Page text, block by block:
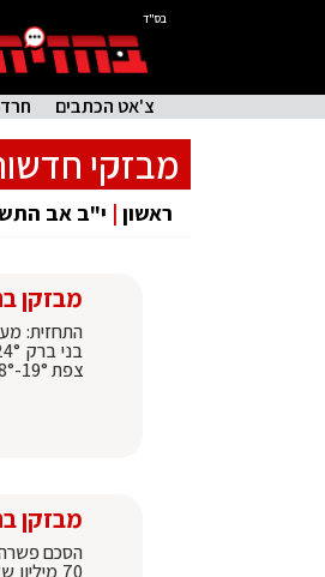
בס"ד
צ'אט הכתבים
מבזקי
ראשון | י"ב אב
מבזקן
צפת 19°-28°
מבזקן
הסכם